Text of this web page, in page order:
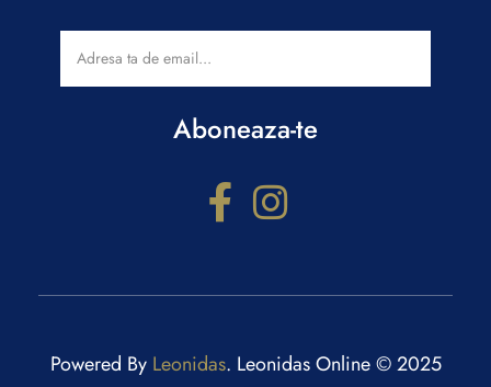
Aboneaza-te
Powered By Leonidas. Leonidas Online © 2025
Răspunde la câteva întrebări și primești recomandări